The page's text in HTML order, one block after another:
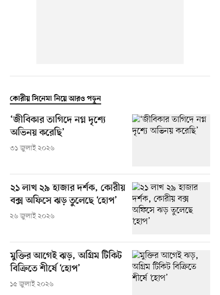
কোরীয় সিনেমা নিয়ে আরও পড়ুন
‘জীবিকার তাগিদে নগ্ন দৃশ্যে
অভিনয় করেছি’
৩১ জুলাই ২০২৬
২১ লাখ ২৯ হাজার দর্শক, কোরীয়
বক্স অফিসে ঝড় তুলেছে ‘হোপ’
২৬ জুলাই ২০২৬
মুক্তির আগেই ঝড়, অগ্রিম টিকিট
বিক্রিতে শীর্ষে ‘হোপ’
১৫ জুলাই ২০২৬